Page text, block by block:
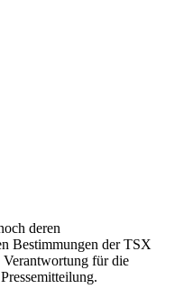
deren
Bestimmungen der TSX
Verantwortung für die